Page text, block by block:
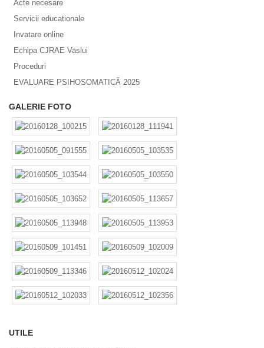
Acte necesare
Servicii educationale
Invatare online
Echipa CJRAE Vaslui
Proceduri
EVALUARE PSIHOSOMATICĂ 2025
GALERIE FOTO
UTILE